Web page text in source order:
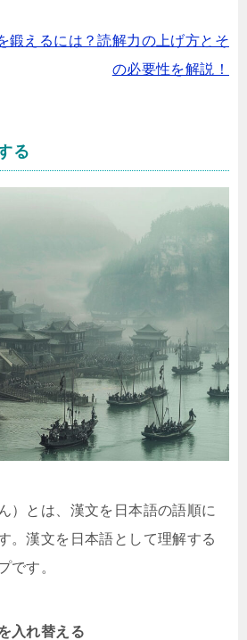
鍛えるには？読解力の上げ方とそ
の必要性を解説！
る
）とは、漢文を日本語の語順に
。漢文を日本語として理解する
です。
入れ替える